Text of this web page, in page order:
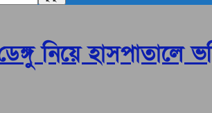
নিয়ে হাসপাতালে